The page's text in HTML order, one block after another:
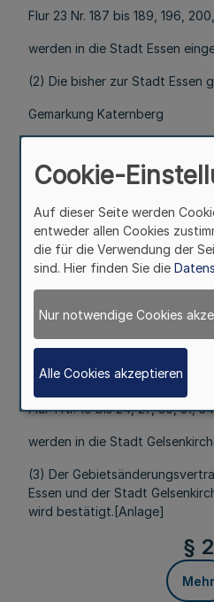
Flur 23 Nr. 187 bis 189, 196, 200,
werden in die Stadt Essen
(2) Die bisher zur Stadt Essen
Gemarkung Katernberg
Flur 17 Nr. 249, 266, 308, 310
Flur 18 Nr. 710, 727,
Flur 19 Nr. 452,
Flur 20 Nr. 150, 337, 339, 340,
Gemarkung Kray
Flur 1 Nr. 58 bis 67, 69 bis 78,
Gemarkung Leithe
Flur 1 Nr. 19 bis 24, 27, 30, 31,
werden in die Stadt
(3) Der
Essen und der Stadt
wird bestätigt.[Anlage]
§ 2
Mehr
Cookie-
Auf dieser Seite werden
entweder allen Cookies
die für die Verwendung der
sind. Hier finden Sie die
Nur notwendige Cookies
Alle Cookies akzeptieren